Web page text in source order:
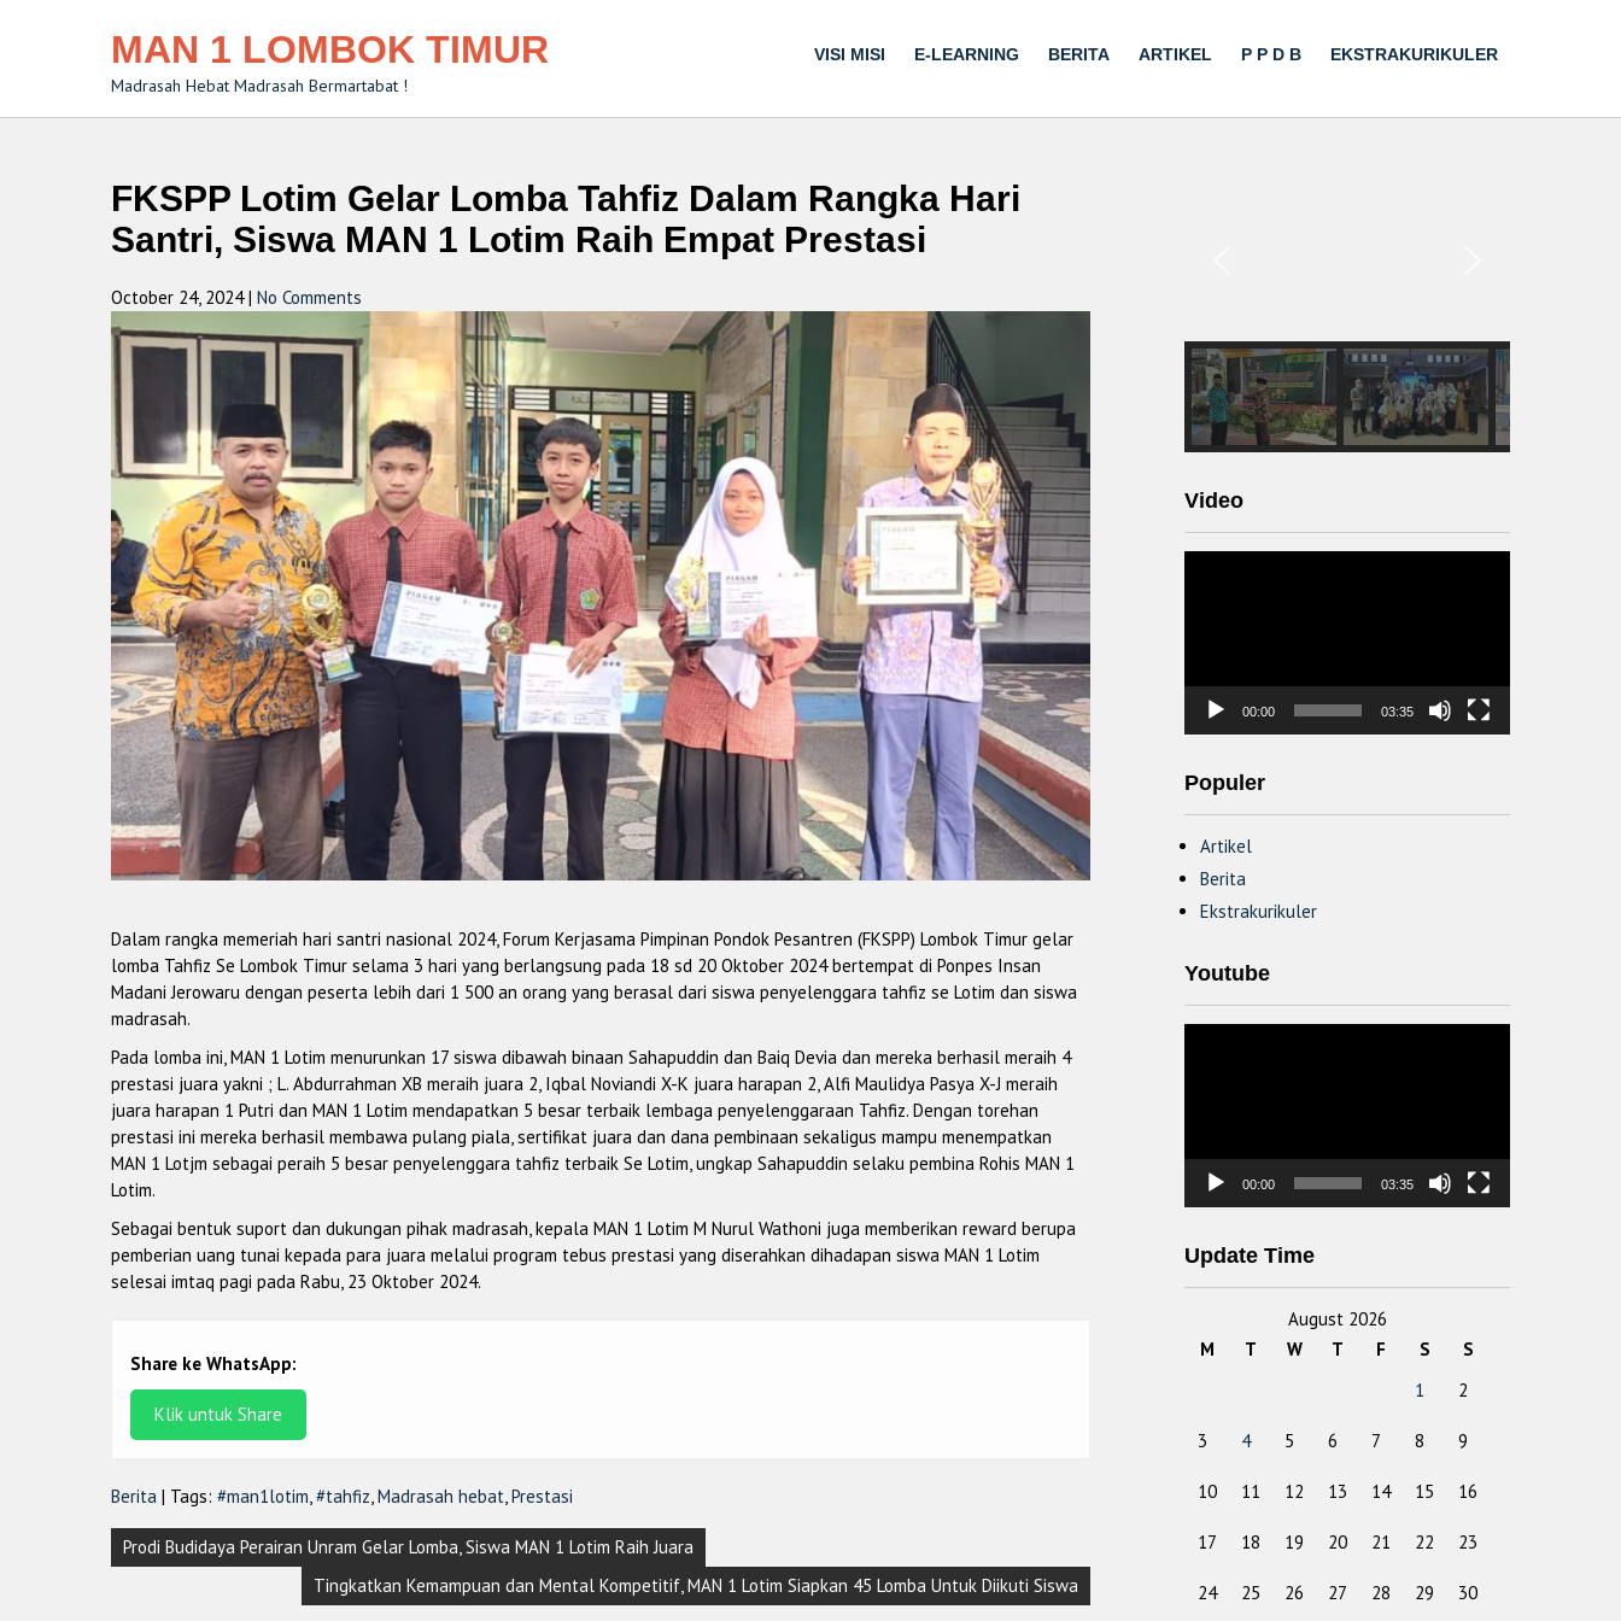
MAN 1 LOMBOK TIMUR
Madrasah Hebat Madrasah Bermartabat !
VISI MISI E-LEARNING BERITA ARTIKEL P P D B EKSTRAKURIKULER
FKSPP Lotim Gelar Lomba Tahfiz Dalam Rangka Hari
Santri, Siswa MAN 1 Lotim Raih Empat Prestasi
October 24, 2024 | No Comments
Dalam rangka memeriah hari santri nasional 2024, Forum Kerjasama Pimpinan Pondok Pesantren (FKSPP) Lombok Timur gelar
lomba Tahfiz Se Lombok Timur selama 3 hari yang berlangsung pada 18 sd 20 Oktober 2024 bertempat di Ponpes Insan
Madani Jerowaru dengan peserta lebih dari 1 500 an orang yang berasal dari siswa penyelenggara tahfiz se Lotim dan siswa
madrasah.
Pada lomba ini, MAN 1 Lotim menurunkan 17 siswa dibawah binaan Sahapuddin dan Baiq Devia dan mereka berhasil meraih 4
prestasi juara yakni ; L. Abdurrahman XB meraih juara 2, Iqbal Noviandi X-K juara harapan 2, Alfi Maulidya Pasya X-J meraih
juara harapan 1 Putri dan MAN 1 Lotim mendapatkan 5 besar terbaik lembaga penyelenggaraan Tahfiz. Dengan torehan
prestasi ini mereka berhasil membawa pulang piala, sertifikat juara dan dana pembinaan sekaligus mampu menempatkan
MAN 1 Lotjm sebagai peraih 5 besar penyelenggara tahfiz terbaik Se Lotim, ungkap Sahapuddin selaku pembina Rohis MAN 1
Lotim.
Sebagai bentuk suport dan dukungan pihak madrasah, kepala MAN 1 Lotim M Nurul Wathoni juga memberikan reward berupa
pemberian uang tunai kepada para juara melalui program tebus prestasi yang diserahkan dihadapan siswa MAN 1 Lotim
selesai imtaq pagi pada Rabu, 23 Oktober 2024.
Share ke WhatsApp:
Klik untuk Share
Berita | Tags: #man1lotim,#tahfiz,Madrasah hebat,Prestasi
Post
navigation
Prodi Budidaya Perairan Unram Gelar Lomba, Siswa MAN 1 Lotim Raih Juara
Tingkatkan Kemampuan dan Mental Kompetitif, MAN 1 Lotim Siapkan 45 Lomba Untuk Diikuti Siswa
Video
00:00 03:35
Populer
Artikel
Berita
Ekstrakurikuler
Youtube
00:00 03:35
Update Time
August 2026
M
T W T F S
S
1
2
3 4 5 6 7 8 9
10 11 12 13 14 15 16
17 18 19 20 21 22 23
24 25 26 27 28 29 30